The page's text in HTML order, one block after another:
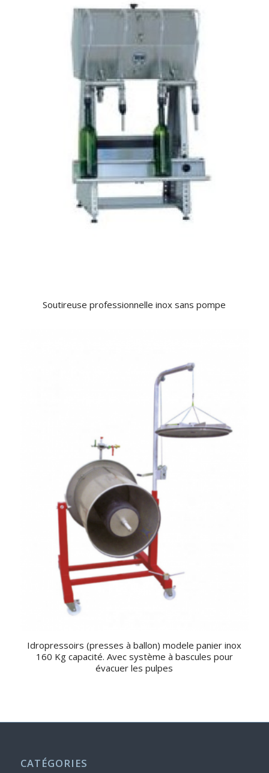
Soutireuse professionnelle inox sans pompe
Idropressoirs (presses à ballon) modele panier inox
160 Kg capacité. Avec système à bascules pour
évacuer les pulpes
CATÉGORIES